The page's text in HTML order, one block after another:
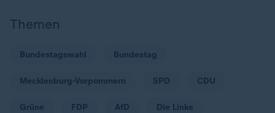
Themen
Bundestagswahl Bundestag
Mecklenburg-Vorpommern SPD CDU
Grüne FDP AfD Die Linke